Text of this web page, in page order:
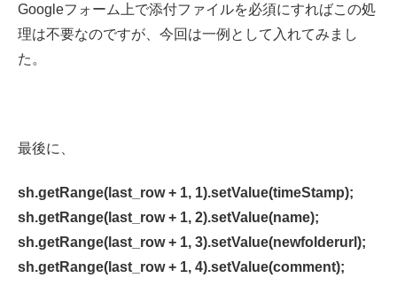
Googleフォーム上で添付ファイルを必須にすればこの処
理は不要なのですが、今回は一例として入れてみまし
た。
最後に、
sh.getRange(last_row + 1, 1).setValue(timeStamp);
sh.getRange(last_row + 1, 2).setValue(name);
sh.getRange(last_row + 1, 3).setValue(newfolderurl);
sh.getRange(last_row + 1, 4).setValue(comment);